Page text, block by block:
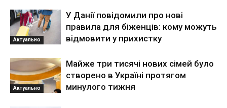
Актуально
У Данії повідомили про нові
правила для біженців: кому можуть
відмовити у прихистку
Актуально
Майже три тисячі нових сімей було
створено в Україні протягом
минулого тижня